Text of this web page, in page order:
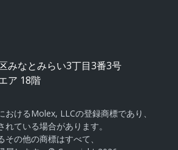
みなとみらい3丁目3番3号
ア 18階
おけるMolex, LLCの登録商標であり、
ている場合があります。
の他の商標はすべて、